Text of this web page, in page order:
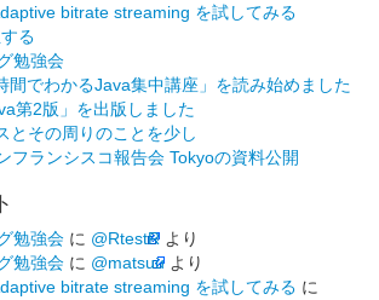
bitrate streaming を試してみる
る
勉強会
間でわかるJava集中講座」を読み始めました
第2版」を出版しました
とその周りのことを少し
フランシスコ報告会 Tokyoの資料公開
勉強会 に @RtestR より
勉強会 に @matsuu より
bitrate streaming を試してみる に